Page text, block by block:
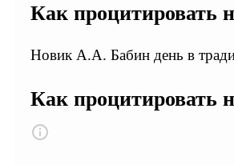
Как процитировать
Новик А.А. Бабин день в
Как процитировать